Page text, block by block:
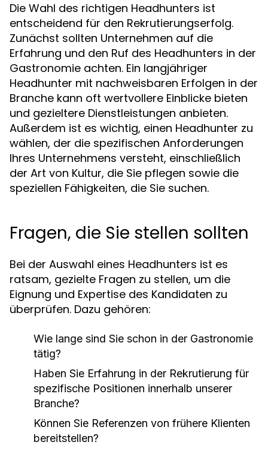
Die Wahl des richtigen Headhunters ist
entscheidend für den Rekrutierungserfolg.
Zunächst sollten Unternehmen auf die
Erfahrung und den Ruf des Headhunters in der
Gastronomie achten. Ein langjähriger
Headhunter mit nachweisbaren Erfolgen in der
Branche kann oft wertvollere Einblicke bieten
und gezieltere Dienstleistungen anbieten.
Außerdem ist es wichtig, einen Headhunter zu
wählen, der die spezifischen Anforderungen
Ihres Unternehmens versteht, einschließlich
der Art von Kultur, die Sie pflegen sowie die
speziellen Fähigkeiten, die Sie suchen.
Fragen, die Sie stellen sollten
Bei der Auswahl eines Headhunters ist es
ratsam, gezielte Fragen zu stellen, um die
Eignung und Expertise des Kandidaten zu
überprüfen. Dazu gehören:
Wie lange sind Sie schon in der Gastronomie
tätig?
Haben Sie Erfahrung in der Rekrutierung für
spezifische Positionen innerhalb unserer
Branche?
Können Sie Referenzen von frühere Klienten
bereitstellen?